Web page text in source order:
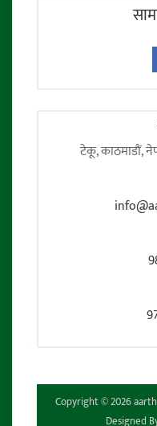
टेकू, काठमाडाैं,
Copyright © 2026
Designed